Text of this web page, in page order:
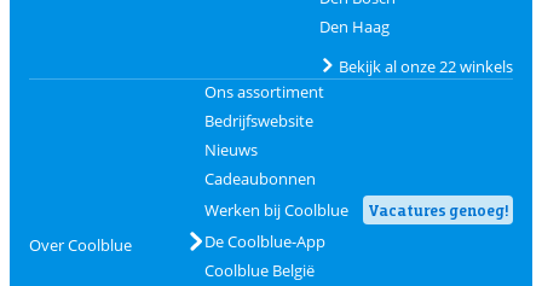
Den Haag
Bekijk al onze 22 winkels
Over Coolblue
Ons assortiment
Bedrijfswebsite
Nieuws
Cadeaubonnen
Werken bij Coolblue
Vacatures genoeg!
De Coolblue-App
Coolblue België